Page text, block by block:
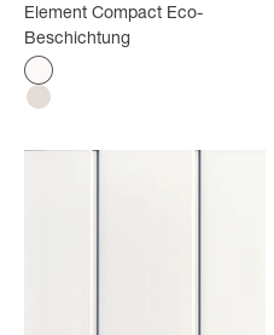
Element Compact Eco-
Beschichtung
Farbe
Satinweiß
Weiß gekalkt